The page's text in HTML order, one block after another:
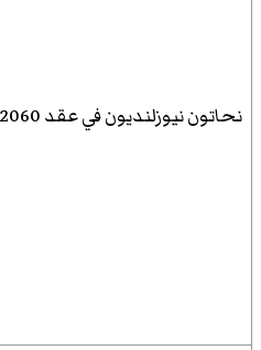
نحاتون نيوزلنديون في عقد 2060